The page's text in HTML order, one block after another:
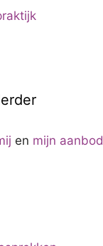
en mijn aanbod